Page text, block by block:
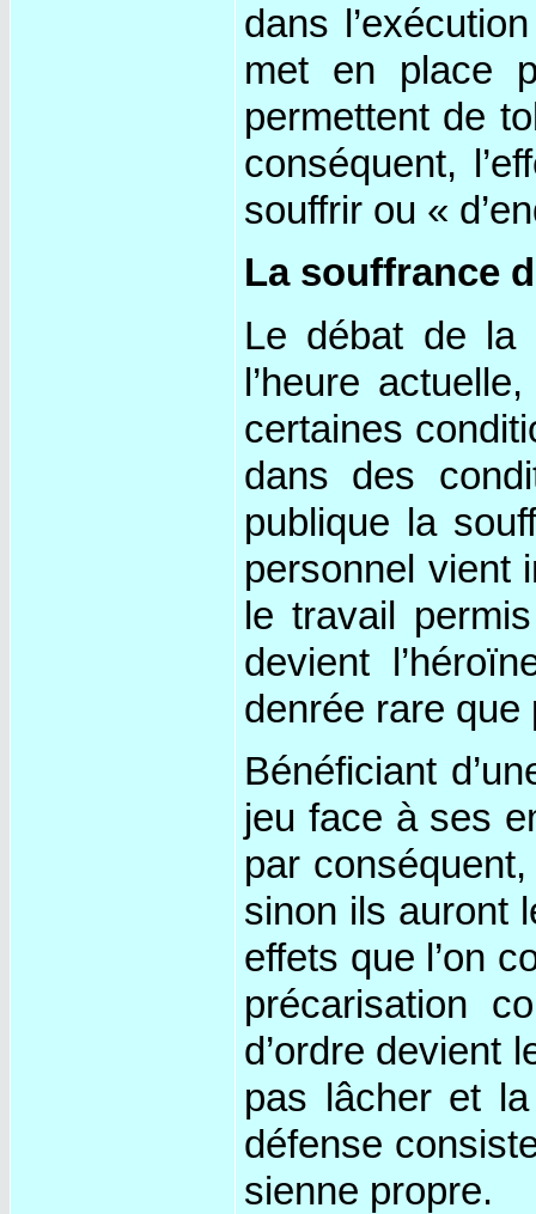
dans
met en place
permettent de
conséquent,
souffrir ou «
La souffrance
Le débat de la
l’heure
certaines
dans des
publique la
personnel vient
le travail
devient
denrée rare que
Bénéficiant
jeu face à ses
par
sinon ils auront
effets que l’on
précarisation
d’ordre devient
pas lâcher et
défense
sienne propre.